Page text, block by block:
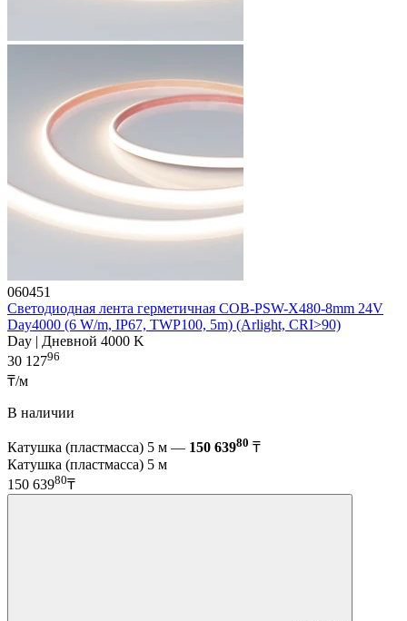
060451
Светодиодная лента герметичная COB-PSW-X480-8mm 24V
Day4000 (6 W/m, IP67, TWP100, 5m) (Arlight, CRI>90)
Day | Дневной 4000 K
30 12796
₸/м
В наличии
Катушка (пластмасса) 5 м — 150 63980 ₸
Катушка (пластмасса) 5 м
150 63980₸